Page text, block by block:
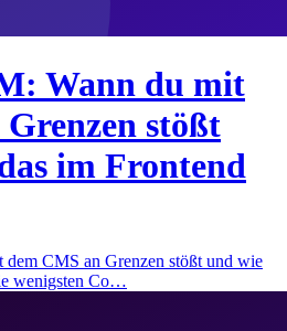
Wann du mit
stößt
im Frontend
CMS an Grenzen stößt und wie
wenigsten Co…